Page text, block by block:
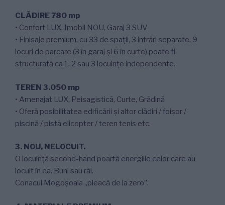
CLĂDIRE 780 mp
• Confort LUX, Imobil NOU, Garaj 3 SUV
• Finisaje premium, cu 33 de spaţii, 3 intrări separate, 9
locuri de parcare (3 în garaj și 6 în curte) poate fi
structurată ca 1, 2 sau 3 locuinţe independente.
TEREN 3.050 mp
• Amenajat LUX, Peisagistică, Curte, Grădină
• Oferă posibilitatea edificării şi altor clădiri / foişor /
piscină / pistă elicopter / teren tenis etc.
3. NOU, NELOCUIT.
O locuinţă second-hand poartă energiile celor care au
locuit în ea. Buni sau răi.
Conacul Mogoşoaia „pleacă de la zero”.